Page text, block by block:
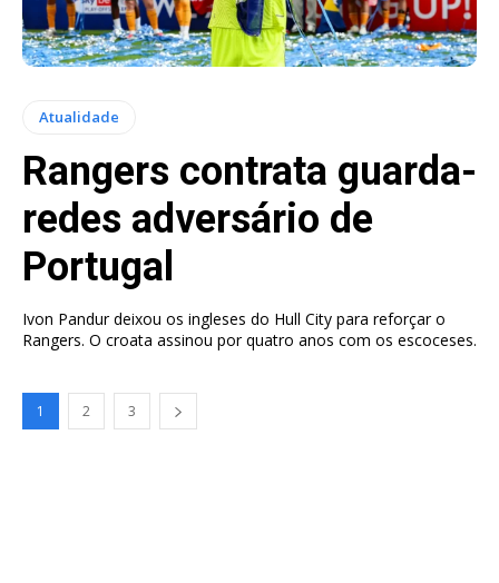
Atualidade
Rangers contrata guarda-
redes adversário de
Portugal
Ivon Pandur deixou os ingleses do Hull City para reforçar o
Rangers. O croata assinou por quatro anos com os escoceses.
1 2 3